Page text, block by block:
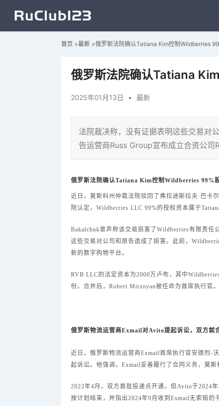
首页 >最新 >俄罗斯法院确认Tatiana Kim控制Wildberries
俄罗斯法院确认Tatiana
2025年01月13日 • 最新
法院裁决称，没有证据表明这些交易对
告运营商Russ Group宣布成立合资公
俄罗斯法院确认Tatiana Kim控制Wildberries 99%
近日，莫斯科州仲裁法院驳回了弗拉迪斯拉夫·巴卡
院认定，Wildberries LLC 99%的授权资本属于
Bakalchuk曾声称该交易损害了Wildberries有限责
这些交易对公司和原告造成了损害。此前，
新的数字购物平台。
RVB LLC的法定资本为2000万卢布，其中
份。合并后，Robert Mirzoyan被任命为首席执行官。
俄罗斯物流运营商Exmail对Avito提起诉讼，双方就
近日，俄罗斯物流运营商Exmail首席执行官安德烈-
起诉讼。他强调，Exmail妥善履行了合同义务，莫
2022年4月，双方首批投递点开通，但Avito于2024
按计划结束，并指出2024年9月收到Exmail无索赔